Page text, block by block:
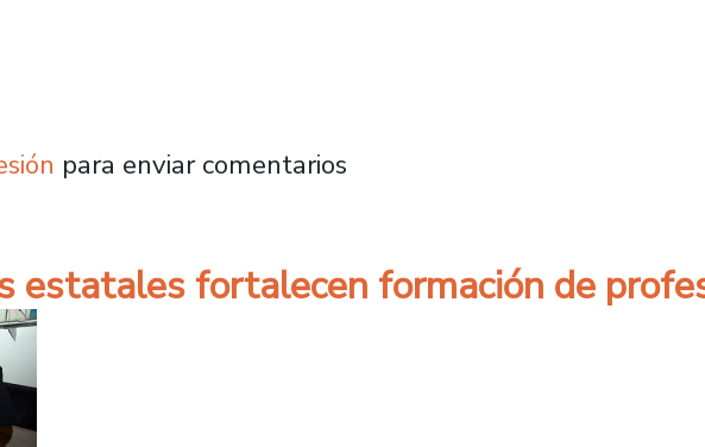
institucionaliza Red de Inducción para Profesores
para enviar comentarios
estatales fortalecen formación de